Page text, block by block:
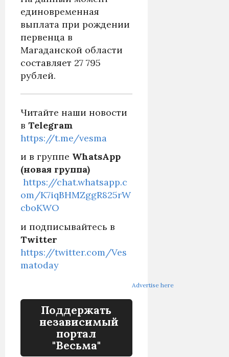
единовременная
выплата при рождении
первенца в
Магаданской области
составляет 27 795
рублей.
Читайте наши новости
в Telegram
https://t.me/vesma
и в группе WhatsApp
(новая группа)
https://chat.whatsapp.c
om/K7iqBHMZggR825rW
cboKWO
и подписывайтесь в
Twitter
https://twitter.com/Ves
matoday
Advertise here
Поддержать
независимый
портал
"Весьма"